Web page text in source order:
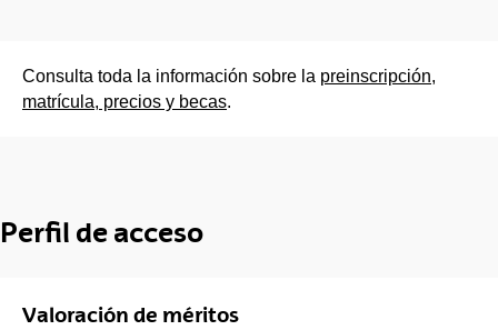
Consulta toda la información sobre la preinscripción,
matrícula, precios y becas.
Perfil de acceso
Valoración de méritos